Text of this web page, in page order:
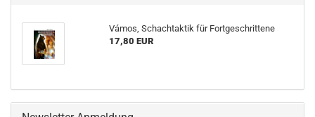
Vámos, Schachtaktik für Fortgeschrittene
17,80 EUR